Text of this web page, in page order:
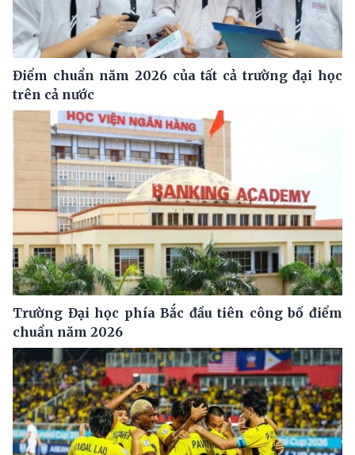
Điểm chuẩn năm 2026 của tất cả trường đại học
trên cả nước
Trường Đại học phía Bắc đầu tiên công bố điểm
chuẩn năm 2026